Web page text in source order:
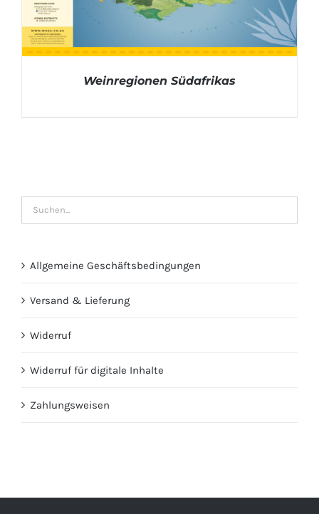
Weinregionen Südafrikas
Allgemeine Geschäftsbedingungen
Versand & Lieferung
Widerruf
Widerruf für digitale Inhalte
Zahlungsweisen